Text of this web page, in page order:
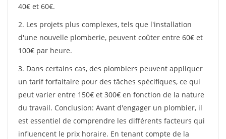
40€ et 60€.
2. Les projets plus complexes, tels que l'installation
d'une nouvelle plomberie, peuvent coûter entre 60€ et
100€ par heure.
3. Dans certains cas, des plombiers peuvent appliquer
un tarif forfaitaire pour des tâches spécifiques, ce qui
peut varier entre 150€ et 300€ en fonction de la nature
du travail. Conclusion: Avant d'engager un plombier, il
est essentiel de comprendre les différents facteurs qui
influencent le prix horaire. En tenant compte de la